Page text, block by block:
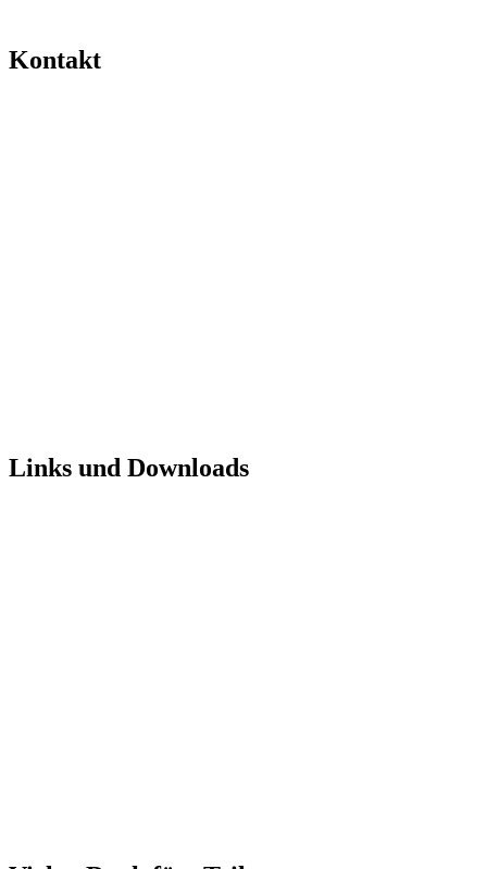
Kontakt
Links und Downloads